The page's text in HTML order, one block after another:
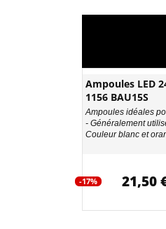
Ampoules LED
1156 BAU15S
Ampoules idéales
- Généralement
Couleur blanc et
-17% 21,50